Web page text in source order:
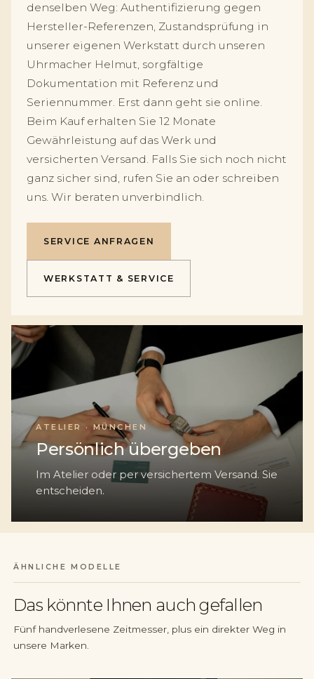
denselben Weg: Authentifizierung gegen
Hersteller-Referenzen, Zustandsprüfung in
unserer eigenen Werkstatt durch unseren
Uhrmacher Helmut, sorgfältige
Dokumentation mit Referenz und
Seriennummer. Erst dann geht sie online.
Beim Kauf erhalten Sie 12 Monate
Gewährleistung auf das Werk und
versicherten Versand. Falls Sie sich noch nicht
ganz sicher sind, rufen Sie an oder schreiben
uns. Wir beraten unverbindlich.
SERVICE ANFRAGEN
WERKSTATT & SERVICE
ATELIER · MÜNCHEN
Persönlich übergeben
Im Atelier oder per versichertem Versand. Sie
entscheiden.
ÄHNLICHE MODELLE
Das könnte Ihnen auch gefallen
Fünf handverlesene Zeitmesser, plus ein direkter Weg in
unsere Marken.